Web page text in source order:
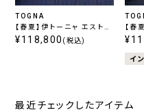
TOGNA
【春夏】伊トーニャ エストラ
ート ストレッチ ネイビース
¥118,800 (税込)
【春
ート
イ
最近チェックしたアイテム